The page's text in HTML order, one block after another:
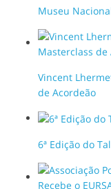
Museu
Vincent
de Acordeão
6ª Edição do